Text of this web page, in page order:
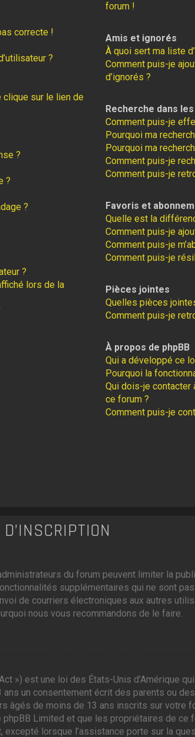
correcte !
?
clique sur le lien de
?
?
?
?
lors de la
forum !
Amis et ignorés
À quoi sert ma liste
Comment puis-je
d’ignorés ?
Recherche dans
Comment puis-je
Pourquoi ma
Pourquoi ma
Comment puis-je
Comment puis-je
Favoris et
Quelle est la
Comment puis-je
Comment puis-je
Comment puis-je
Pièces jointes
Quelles pièces
Comment puis-je
À propos de phpBB
Qui a développé ce
Pourquoi la
Qui dois-je contacter
ce forum ?
Comment puis-je
du forum peuvent limiter la
supplémentaires qui ne sont
de courriers électroniques aux autres
nous vous recommandons de le faire.
») est une loi des États-Unis d’Amérique
un consentement écrit des parents ou
âgés de moins de 13 ans inscrits sur votre
Limited et que les propriétaires de ce
lorsque l’assistance porte sur la